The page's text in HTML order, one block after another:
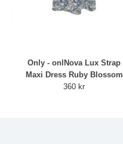
Only - onlNova Lux Strap
Maxi Dress Ruby Blossom
360 kr